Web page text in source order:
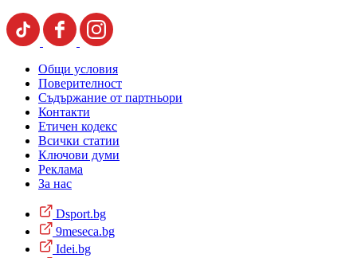
Общи условия
Поверителност
Съдържание от партньори
Контакти
Етичен кодекс
Всички статии
Ключови думи
Реклама
За нас
Dsport.bg
9meseca.bg
Idei.bg